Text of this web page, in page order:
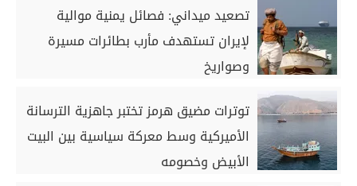
تصعيد ميداني: فصائل يمنية موالية
لإيران تستهدف مأرب بطائرات مسيرة
وصواريخ
توترات مضيق هرمز تختبر جاهزية الترسانة
الأميركية وسط معركة سياسية بين البيت
الأبيض وخصومه